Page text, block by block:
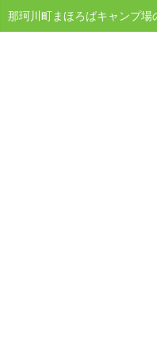
那珂川町まほろばキャンプ場